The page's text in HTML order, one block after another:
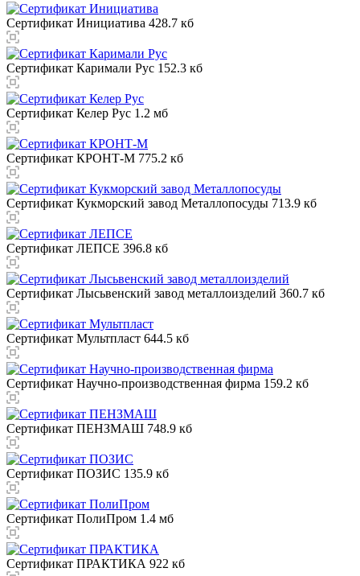
Сертификат Инициатива 428.7 кб
Сертификат Каримали Рус 152.3 кб
Сертификат Келер Рус 1.2 мб
Сертификат КРОНТ-М 775.2 кб
Сертификат Кукморский завод Металлопосуды 713.9 кб
Сертификат ЛЕПСЕ 396.8 кб
Сертификат Лысьвенский завод металлоизделий 360.7 кб
Сертификат Мультпласт 644.5 кб
Сертификат Научно-производственная фирма 159.2 кб
Сертификат ПЕНЗМАШ 748.9 кб
Сертификат ПОЗИС 135.9 кб
Сертификат ПолиПром 1.4 мб
Сертификат ПРАКТИКА 922 кб